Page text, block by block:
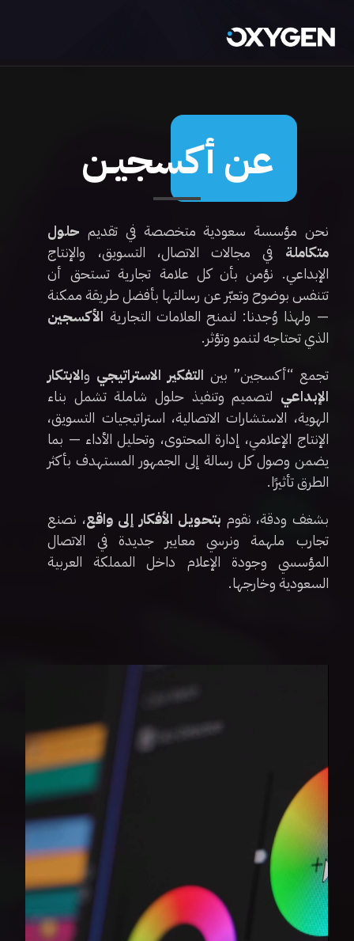
عن أكسجيـن
نحن مؤسسة سعودية متخصصة في تقديم حلول
متكاملة في مجالات الاتصال، التسويق، والإنتاج
الإبداعي. نؤمن بأن كل علامة تجارية تستحق أن
تتنفس بوضوح وتعبّر عن رسالتها بأفضل طريقة ممكنة
— ولهذا وُجدنا: لنمنح العلامات التجارية الأكسجين
الذي تحتاجه لتنمو وتؤثر.
تجمع “أكسجين” بين التفكير الاستراتيجي والابتكار
الإبداعي لتصميم وتنفيذ حلول شاملة تشمل بناء
الهوية، الاستشارات الاتصالية، استراتيجيات التسويق،
الإنتاج الإعلامي، إدارة المحتوى، وتحليل الأداء — بما
يضمن وصول كل رسالة إلى الجمهور المستهدف بأكثر
الطرق تأثيرًا.
بشغف ودقة، نقوم بتحويل الأفكار إلى واقع، نصنع
تجارب ملهمة ونرسي معايير جديدة في الاتصال
المؤسسي وجودة الإعلام داخل المملكة العربية
السعودية وخارجها.